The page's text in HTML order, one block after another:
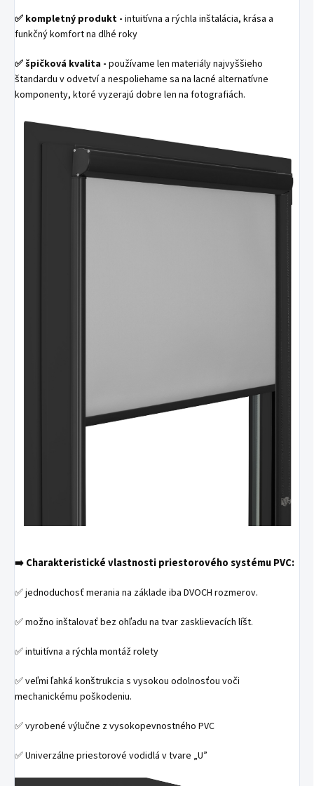
✅ kompletný produkt - intuitívna a rýchla inštalácia, krása a
funkčný komfort na dlhé roky
✅špičková kvalita - používame len materiály najvyššieho
štandardu v odvetví a nespoliehame sa na lacné alternatívne
komponenty, ktoré vyzerajú dobre len na fotografiách.
➡️ Charakteristické vlastnosti priestorového systému PVC:
✅ jednoduchosť merania na základe iba DVOCH rozmerov.
✅ možno inštalovať bez ohľadu na tvar zasklievacích líšt.
✅ intuitívna a rýchla montáž rolety
✅ veľmi ľahká konštrukcia s vysokou odolnosťou voči
mechanickému poškodeniu.
✅ vyrobené výlučne z vysokopevnostného PVC
✅ Univerzálne priestorové vodidlá v tvare „U”